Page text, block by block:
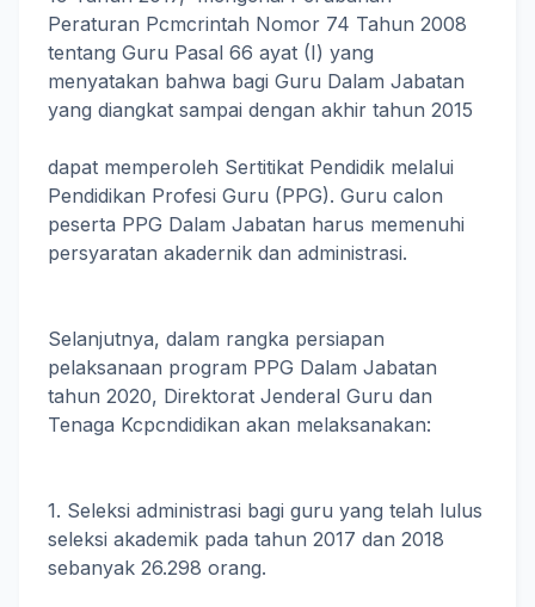
Peraturan Pcmcrintah Nomor 74 Tahun 2008
tentang Guru Pasal 66 ayat (I) yang
menyatakan bahwa bagi Guru Dalam Jabatan
yang diangkat sampai dengan akhir tahun 2015
dapat memperoleh Sertitikat Pendidik melalui
Pendidikan Profesi Guru (PPG). Guru calon
peserta PPG Dalam Jabatan harus memenuhi
persyaratan akadernik dan administrasi.
Selanjutnya, dalam rangka persiapan
pelaksanaan program PPG Dalam Jabatan
tahun 2020, Direktorat Jenderal Guru dan
Tenaga Kcpcndidikan akan melaksanakan:
1. Seleksi administrasi bagi guru yang telah lulus
seleksi akademik pada tahun 2017 dan 2018
sebanyak 26.298 orang.